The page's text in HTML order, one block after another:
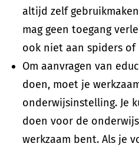
altijd zelf
mag geen toegang
ook niet aan spiders of
Om aanvragen van
doen, moet je
onderwijsinstelling. Je
doen voor de
werkzaam bent. Als je